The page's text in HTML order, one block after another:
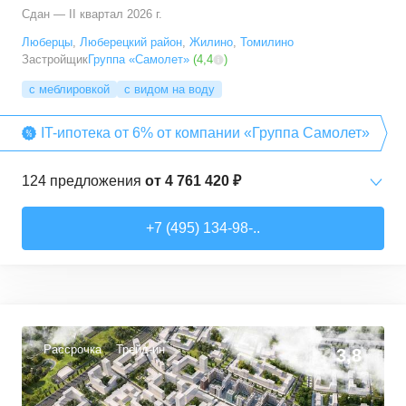
Сдан — II квартал 2026 г.
Люберцы, Люберецкий район, Жилино, Томилино
ЗастройщикГруппа «Самолет» (4,4 )
с меблировкой с видом на воду
IT-ипотека от 6% от компании «Группа Самолет»
124 предложения от 4 761 420 ₽
2-комн. кв. 5 825 910 ₽
32,92–60,32м² 29 предложений
+7 (495) 134-98-..
Рассрочка Трейд-ин 3,8